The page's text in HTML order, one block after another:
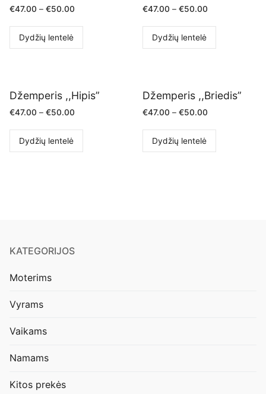
€47.00 – €50.00
Dydžių lentelė
€47.00 – €50.00
Dydžių lentelė
Džemperis ,,Hipis”
€47.00 – €50.00
Dydžių lentelė
Džemperis ,,Briedis”
€47.00 – €50.00
Dydžių lentelė
KATEGORIJOS
Moterims
Vyrams
Vaikams
Namams
Kitos prekės